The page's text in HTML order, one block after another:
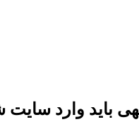
باید وارد سایت